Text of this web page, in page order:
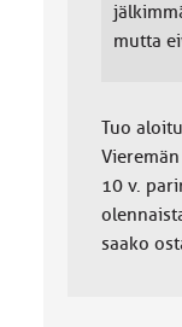
mutta
Tuo
10 v.
saako